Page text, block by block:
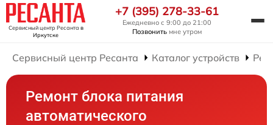
Сервисный центр Ресанта в
Иркутске
+7 (395) 278-33-61
Ежедневно с 9:00 до 21:00
Позвонить мне утром
Сервисный центр Ресанта Каталог устройств
Ремонт блока питания
автоматического